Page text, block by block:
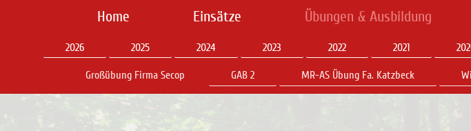
Home Einsätze Übungen & Ausbildung
2026 2025 2024 2023 2022 2021
Großübung Firma Secop GAB 2 MR-AS Übung Fa. Katzbeck